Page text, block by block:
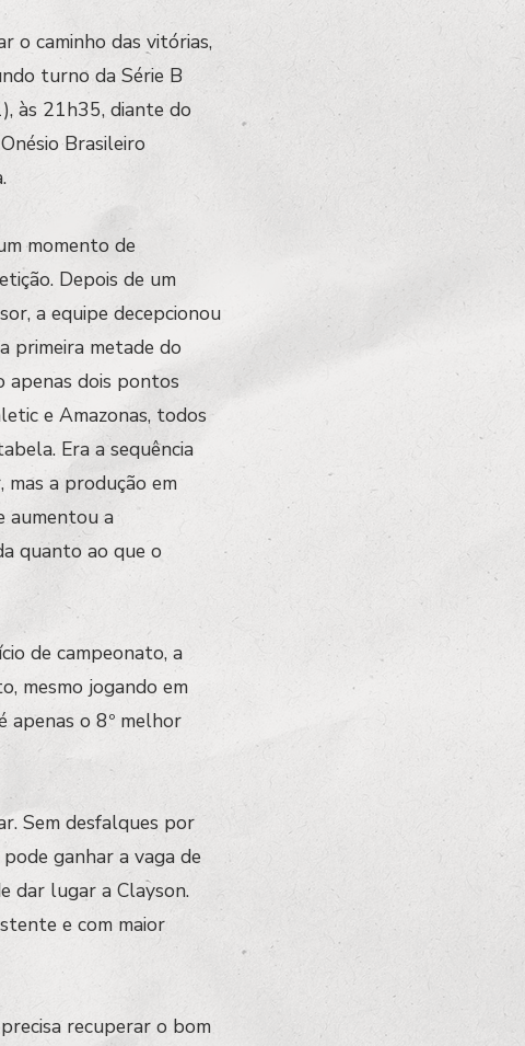
o caminho das vitórias,
turno da Série B
às 21h35, diante do
Brasileiro
momento de
Depois de um
a equipe decepcionou
primeira metade do
apenas dois pontos
e Amazonas, todos
Era a sequência
a produção em
aumentou a
quanto ao que o
de campeonato, a
mesmo jogando em
apenas o 8º melhor
Sem desfalques por
ganhar a vaga de
dar lugar a Clayson.
e com maior
recuperar o bom